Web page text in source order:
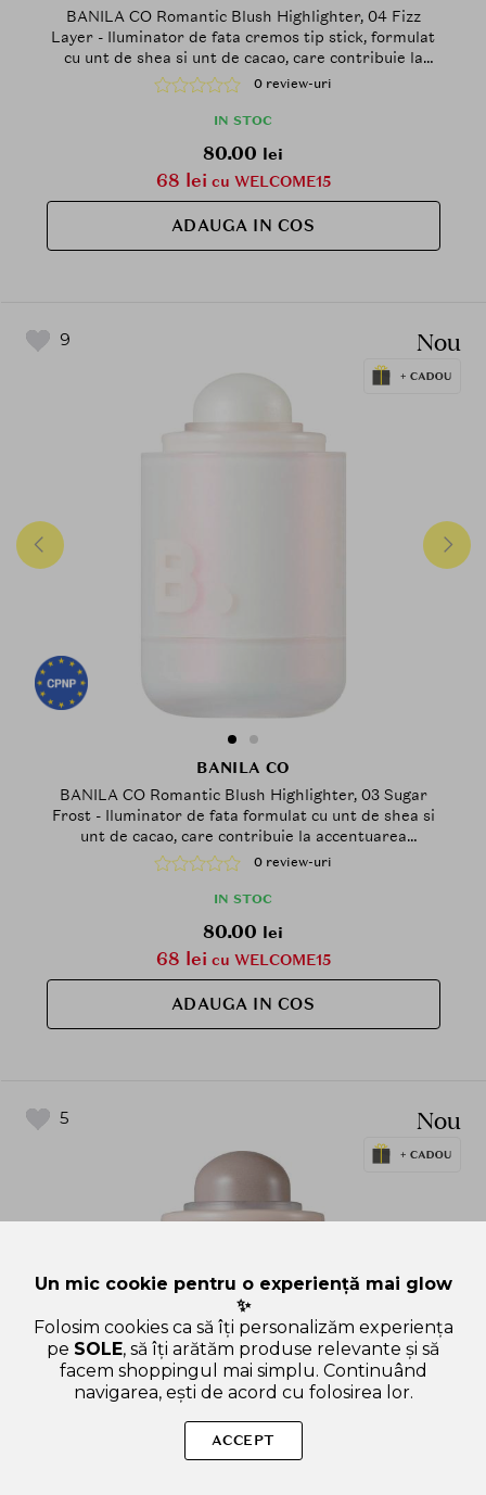
BANILA CO Romantic Blush Highlighter, 04 Fizz
Layer - Iluminator de fata cremos tip stick, formulat
cu unt de shea si unt de cacao, care contribuie la
accentuarea pometilor si a punctelor inalte ale fetei
printr-un finisaj luminos si neted
0 review-uri
IN STOC
80.00 lei
68 lei cu WELCOME15
ADAUGA IN COS
9 Nou
BANILA CO
BANILA CO Romantic Blush Highlighter, 03 Sugar
Frost - Iluminator de fata formulat cu unt de shea si
unt de cacao, care contribuie la accentuarea
pometilor si a punctelor inalte ale fetei printr-un
finisaj stralucitor, proaspat si neted
0 review-uri
IN STOC
80.00 lei
68 lei cu WELCOME15
ADAUGA IN COS
5 Nou
Un mic cookie pentru o experiență mai glow
✨
Folosim cookies ca să îți personalizăm experiența
pe SOLE, să îți arătăm produse relevante și să
facem shoppingul mai simplu. Continuând
navigarea, ești de acord cu folosirea lor.
ACCEPT